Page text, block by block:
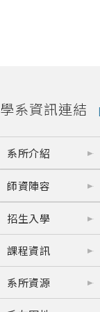
學系資訊連結
系所介紹
師資陣容
招生入學
課程資訊
系所資源